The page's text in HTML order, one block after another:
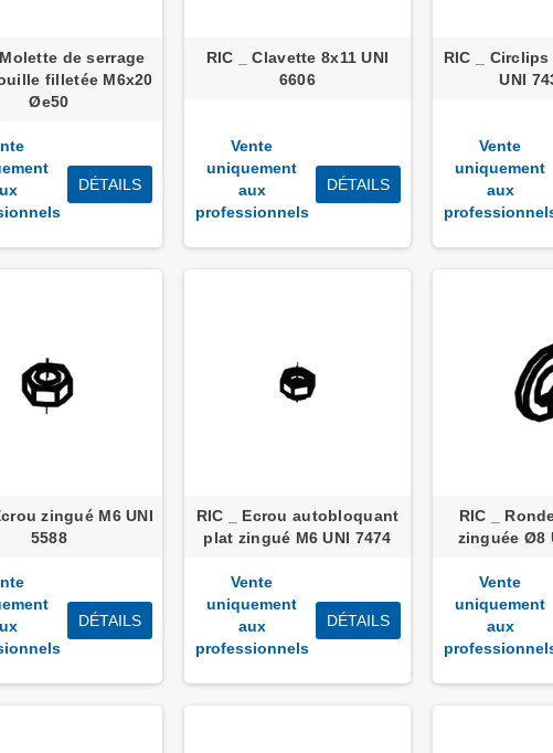
de serrage
filletée M6x20
Øe50
DÉTAILS
RIC _ Clavette 8x11 UNI
6606
Vente
uniquement
aux
professionnels
DÉTAILS
RIC _
UNI
Vente
uniquement
aux
zingué M6 UNI
5588
DÉTAILS
RIC _ Ecrou autobloquant
plat zingué M6 UNI 7474
Vente
uniquement
aux
professionnels
DÉTAILS
RIC _
zinguée Ø8
Vente
uniquement
aux